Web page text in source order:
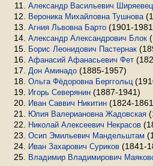
Александр Васильевич Ширяевец
Вероника Михайловна Тушнова
Агния Львовна Барто (1901-
Александр Александрович Блок
Борис Леонидович Пастернак
Афанасий Афанасьевич Фет
Дон Аминадо (1885-1957)
Ольга Фёдоровна Берггольц
Игорь Северянин (1887-1941)
Иван Саввич Никитин (1824-
Юлия Валериановна Жадовская
Николай Алексеевич Некрасов
Осип Эмильевич Мандельштам
Иван Захарович Суриков (1841-
Владимир Владимирович